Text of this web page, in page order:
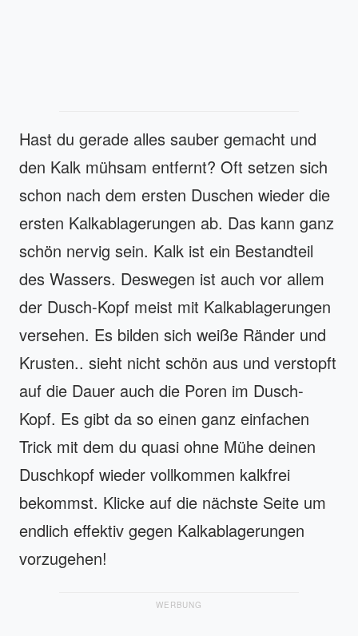
Hast du gerade alles sauber gemacht und
den Kalk mühsam entfernt? Oft setzen sich
schon nach dem ersten Duschen wieder die
ersten Kalkablagerungen ab. Das kann ganz
schön nervig sein. Kalk ist ein Bestandteil
des Wassers. Deswegen ist auch vor allem
der Dusch-Kopf meist mit Kalkablagerungen
versehen. Es bilden sich weiße Ränder und
Krusten.. sieht nicht schön aus und verstopft
auf die Dauer auch die Poren im Dusch-
Kopf. Es gibt da so einen ganz einfachen
Trick mit dem du quasi ohne Mühe deinen
Duschkopf wieder vollkommen kalkfrei
bekommst. Klicke auf die nächste Seite um
endlich effektiv gegen Kalkablagerungen
vorzugehen!
WERBUNG